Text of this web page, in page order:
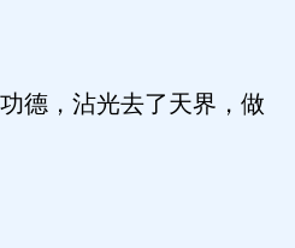
德，沾光去了天界，做